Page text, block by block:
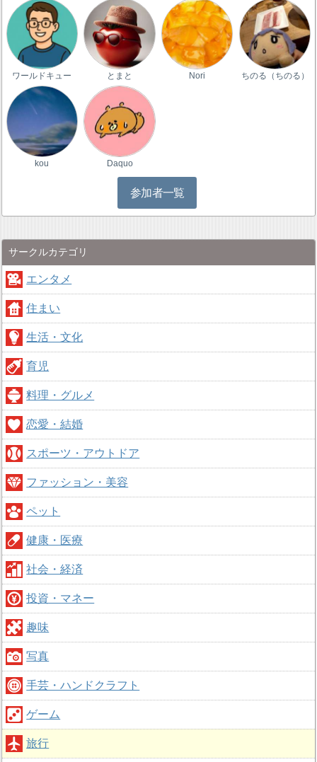
ワールドキュー とまと Nori ちのる（ちのる）
kou Daquo
参加者一覧
サークルカテゴリ
エンタメ
住まい
生活・文化
育児
料理・グルメ
恋愛・結婚
スポーツ・アウトドア
ファッション・美容
ペット
健康・医療
社会・経済
投資・マネー
趣味
写真
手芸・ハンドクラフト
ゲーム
旅行